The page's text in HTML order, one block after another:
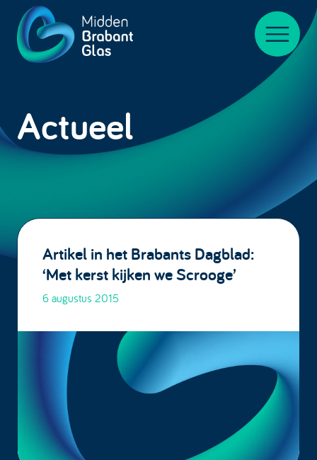
Midden-
BrabantGlas
Menu
Actueel
Artikel in het Brabants Dagblad:
‘Met kerst kijken we Scrooge’
6 augustus 2015